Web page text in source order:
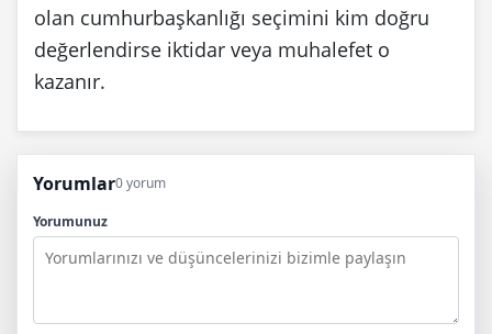
olan cumhurbaşkanlığı seçimini kim doğru
değerlendirse iktidar veya muhalefet o
kazanır.
Yorumlar0 yorum
Yorumunuz